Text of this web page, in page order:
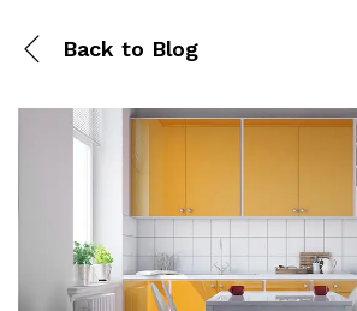
Back to Blog